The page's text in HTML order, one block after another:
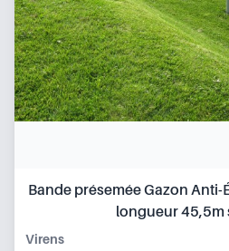
Bande présemée Gazon
longueur 45,5m
Virens